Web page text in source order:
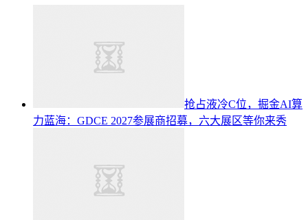
抢占液冷C位，掘金AI算
力蓝海：GDCE 2027参展商招募，六大展区等你来秀